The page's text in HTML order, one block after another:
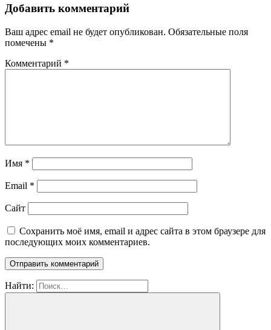
Добавить комментарий
Ваш адрес email не будет опубликован. Обязательные поля
помечены *
Комментарий *
Имя *
Email *
Сайт
Сохранить моё имя, email и адрес сайта в этом браузере для
последующих моих комментариев.
Найти: